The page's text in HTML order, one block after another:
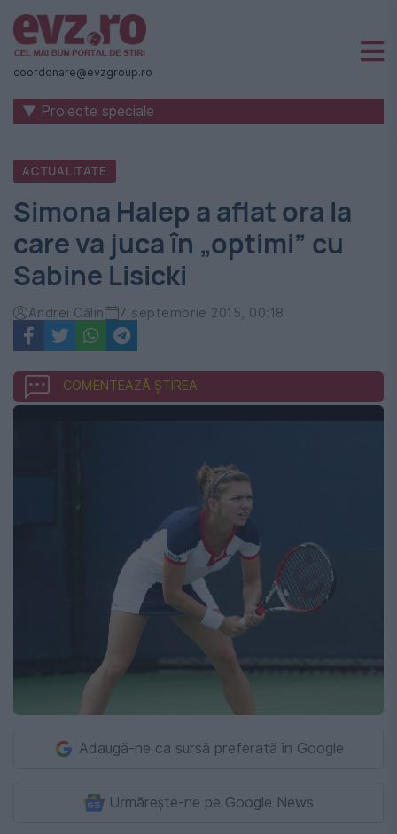
Știri
naționale
internaționale
România
-
Evenimentul
Zilei
coordonare@evzgroup.ro
▼ Proiecte speciale
ACTUALITATE
Simona Halep a aflat ora la
care va juca în „optimi” cu
Sabine Lisicki
Andrei Călin 7 septembrie 2015, 00:18
COMENTEAZĂ ȘTIREA
Adaugă-ne ca sursă preferată în Google
Urmărește-ne pe Google News